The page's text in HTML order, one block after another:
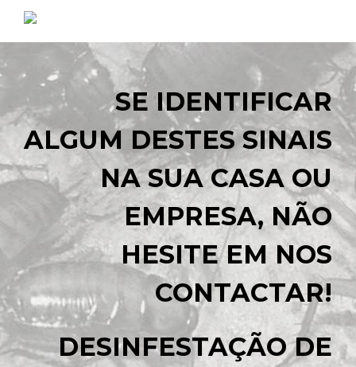
SE IDENTIFICAR
ALGUM DESTES SINAIS
NA SUA CASA OU
EMPRESA, NÃO
HESITE EM NOS
CONTACTAR!
DESINFESTAÇÃO DE